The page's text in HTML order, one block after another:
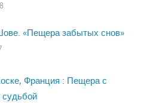
«Пещера забытых снов»
Франция : Пещера с
судьбой